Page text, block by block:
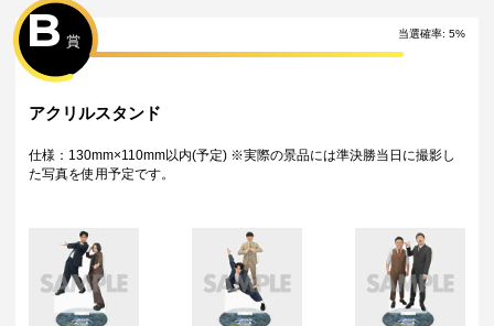
10連：【デジタルサイン入り！】ポストカード
「くじ引き内容の選択」にてご希望の景品が表示されているボタンを選
択の上でくじ引きを行ってください。
※単発（1回ボタン）で引いた方は多連特典の対象とはなりませんのでご
ポストカードA
マGTP８００、キョンビ、九ノ段、シカノシンプ、東雲
ポストカードB
ポストカードC
バリアシオン、はるかぜに告ぐ、マーティー、満丸、ムジンゾウ、紫式
部、ラックロッド、ローズ
＜A賞・B賞のアクリルスタンドについて＞
当選確率: 5%
B 賞
アクリルスタンド
仕様：130mm×110mm以内(予定) ※実際の景品には準決勝当日に撮影し
た写真を使用予定です。